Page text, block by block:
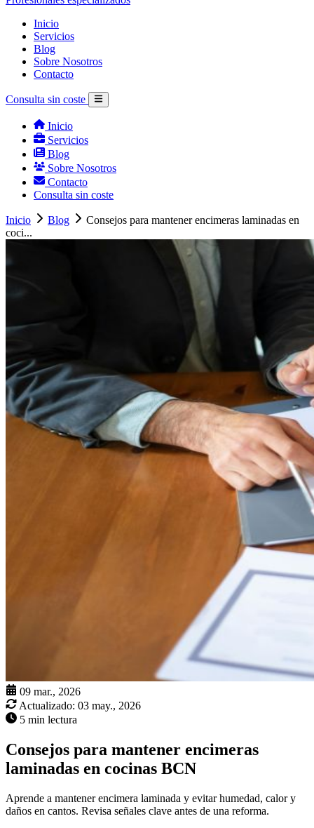
Inicio
Servicios
Blog
Sobre Nosotros
Contacto
Consulta sin coste
Inicio
Servicios
Blog
Sobre Nosotros
Contacto
Consulta sin coste
Inicio Blog
Consejos para mantener encimeras laminadas en
coci...
09 mar., 2026
Actualizado: 03 may., 2026
5 min lectura
Consejos para mantener encimeras
laminadas en cocinas BCN
Aprende a mantener encimera laminada y evitar humedad, calor y
daños en cantos. Revisa señales clave antes de una reforma.